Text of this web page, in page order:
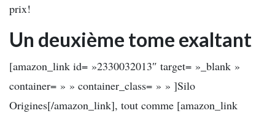
prix!
Un deuxième tome exaltant
[amazon_link id= »2330032013″ target= »_blank »
container= » » container_class= » » ]Silo
Origines[/amazon_link], tout comme [amazon_link